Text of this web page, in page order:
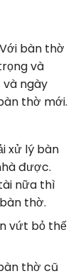
Với bàn thờ
và
ngày
thờ mới.
xử lý bàn
được.
nữa thì
thờ.
vứt bỏ thế
thờ cũ